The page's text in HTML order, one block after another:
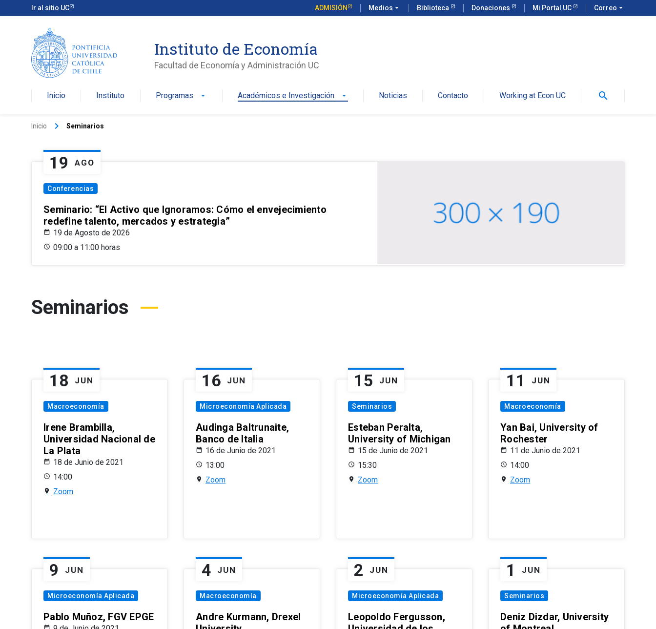
Ir al sitio UC ADMISIÓN Medios arrow_drop_down Biblioteca Donaciones Mi Portal UC Correo arrow_drop_down
Instituto de Economía
Facultad de Economía y Administración UC
Inicio Instituto Programas arrow_drop_down Académicos e Investigación arrow_drop_down Noticias Contacto Working at Econ UC search
Inicio keyboard_arrow_right Seminarios
19 AGO
Conferencias
Seminario: “El Activo que Ignoramos: Cómo el envejecimiento
redefine talento, mercados y estrategia”
19 de Agosto de 2026
09:00 a 11:00 horas
Seminarios
18 JUN
Macroeconomía
Irene Brambilla,
Universidad Nacional de
La Plata
18 de Junio de 2021
14:00
Zoom
16 JUN
Microeconomía Aplicada
Audinga Baltrunaite,
Banco de Italia
16 de Junio de 2021
13:00
Zoom
15 JUN
Seminarios
Esteban Peralta,
University of Michigan
15 de Junio de 2021
15:30
Zoom
11 JUN
Macroeconomía
Yan Bai, University of
Rochester
11 de Junio de 2021
14:00
Zoom
9 JUN
Microeconomía Aplicada
Pablo Muñoz, FGV EPGE
4 JUN
Macroeconomía
Andre Kurmann, Drexel
2 JUN
Microeconomía Aplicada
Leopoldo Fergusson,
1 JUN
Seminarios
Deniz Dizdar, University